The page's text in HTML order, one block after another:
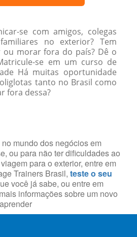
se com amigos, colegas
no exterior? Tem
ou morar fora do país? Dê o
se em um curso de
Há muitas oportunidade
tanto no Brasil como
fora dessa?
mundo dos negócios em
ou para não ter dificuldades ao
para o exterior, entre em
Trainers Brasil, teste o seu
você já sabe, ou entre em
informações sobre um novo